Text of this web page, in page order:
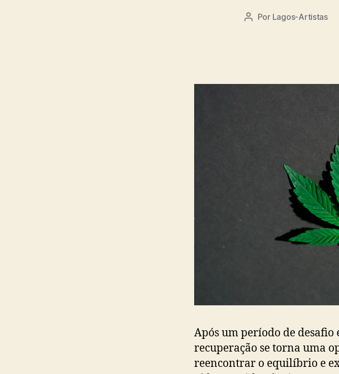
Autor
Por Lagos-Artistas
Após um período de desafio
recuperação se torna uma
reencontrar o equilíbrio e